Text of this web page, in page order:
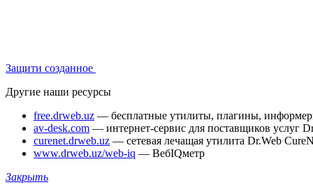
Защити созданное
Другие наши ресурсы
free.drweb.uz — бесплатные утилиты, плагины,
av-desk.com — интернет-сервис для поставщиков услуг
curenet.drweb.uz — сетевая лечащая утилита Dr.Web
www.drweb.uz/web-iq — ВебIQметр
Закрыть